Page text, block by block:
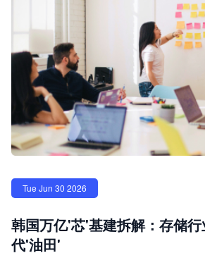
Tue Jun 30 2026
韩国万亿'芯'基建拆解：存储
代'油田'